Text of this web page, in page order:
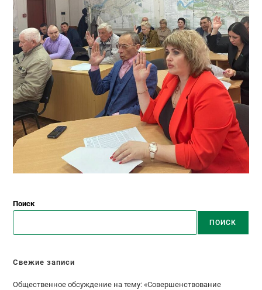
Поиск
ПОИСК
Свежие записи
Общественное обсуждение на тему: «Совершенствование